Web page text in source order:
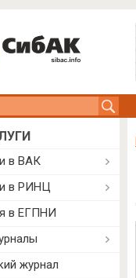
в ВАК
в РИНЦ
в ЕГПНИ
журнал